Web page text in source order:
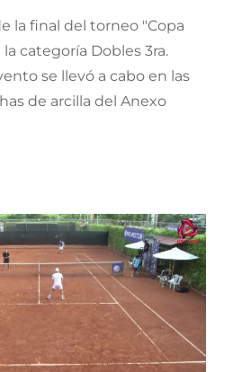
la final del torneo "Copa
categoría Dobles 3ra.
se llevó a cabo en las
de arcilla del Anexo